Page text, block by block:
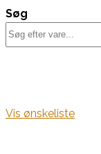
Søg
Vis ønskeliste